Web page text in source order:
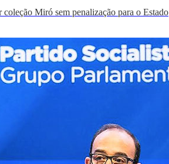
Miró sem penalização para o Estado